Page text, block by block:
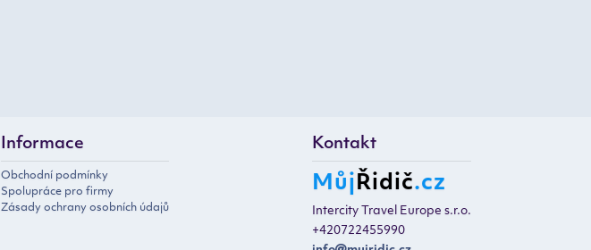
Informace
Obchodní podmínky
Spolupráce pro firmy
Zásady ochrany osobních údajů
Kontakt
MůjŘidič.cz
Intercity Travel Europe s.r.o.
+420722455990